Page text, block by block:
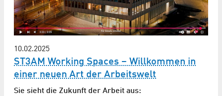
10.02.2025
ST3AM Working Spaces – Willkommen in
einer neuen Art der Arbeitswelt
Sie sieht die Zukunft der Arbeit aus: